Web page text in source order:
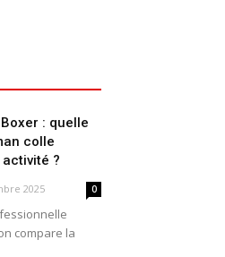
: quelle
colle
?
2025 0
compare la